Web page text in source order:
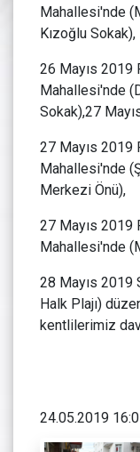
Mahallesi'nde
Kızoğlu Sokak),
26 Mayıs 2019
Mahallesi'nde
Sokak),27
27 Mayıs 2019
Mahallesi'nde
Merkezi Önü),
27 Mayıs 2019
Mahallesi'nde
28 Mayıs 2019
Halk Plajı)
kentlilerimiz
24.05.2019